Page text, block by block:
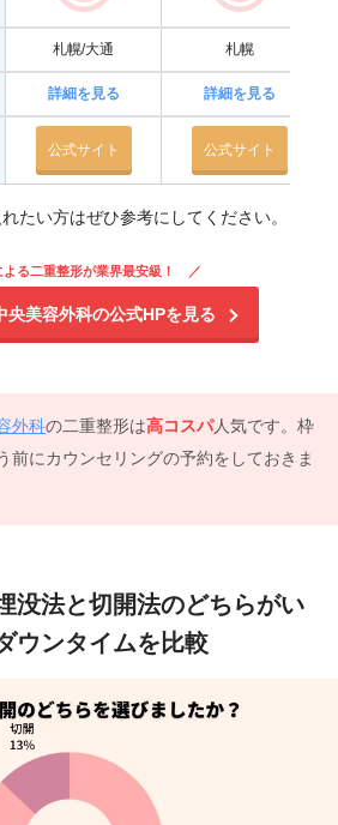
札幌/大通 札幌
詳細を見る 詳細を見る
公式サイト 公式サイト
たい方はぜひ参考にしてください。
よる二重整形が業界最安級！
央美容外科の公式HPを見る
外科の二重整形は高コスパ人気です。枠
前にカウンセリングの予約をしておきま
没法と切開法のどちらがい
ウンタイムを比較